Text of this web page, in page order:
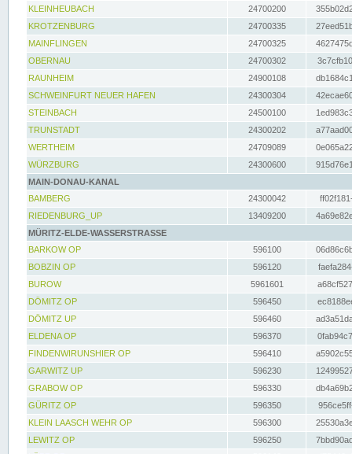
KLEINHEUBACH 24700200
KROTZENBURG
24700335
MAINFLINGEN
24700325
OBERNAU
24700302
RAUNHEIM
24900108
SCHWEINFURT NEUER HAFEN
24300304
STEINBACH
24500100
TRUNSTADT
24300202
WERTHEIM
24709089
WÜRZBURG
24300600
MAIN-DONAU-KANAL
BAMBERG
24300042
RIEDENBURG_UP
13409200
MÜRITZ-ELDE-WASSERSTRASSE
BARKOW OP
596100
BOBZIN OP
596120
BUROW
5961601
DÖMITZ OP
596450
DÖMITZ UP
596460
ELDENA OP
596370
FINDENWIRUNSHIER OP
596410
GARWITZ UP
596230
GRABOW OP
596330
GÜRITZ OP
596350
KLEIN LAASCH WEHR OP
596300
LEWITZ OP
596250